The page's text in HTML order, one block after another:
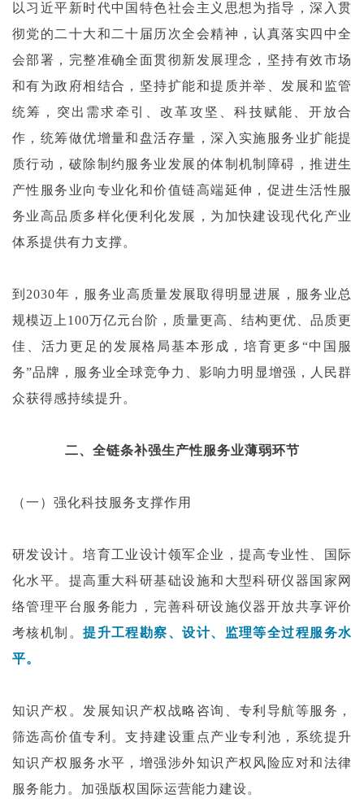
以习近平新时代中国特色社会主义思想为指导，深入贯
彻党的二十大和二十届历次全会精神，认真落实四中全
会部署，完整准确全面贯彻新发展理念，坚持有效市场
和有为政府相结合，坚持扩能和提质并举、发展和监管
统筹，突出需求牵引、改革攻坚、科技赋能、开放合
作，统筹做优增量和盘活存量，深入实施服务业扩能提
质行动，破除制约服务业发展的体制机制障碍，推进生
产性服务业向专业化和价值链高端延伸，促进生活性服
务业高品质多样化便利化发展，为加快建设现代化产业
体系提供有力支撑。
到2030年，服务业高质量发展取得明显进展，服务业总
规模迈上100万亿元台阶，质量更高、结构更优、品质更
佳、活力更足的发展格局基本形成，培育更多“中国服
务”品牌，服务业全球竞争力、影响力明显增强，人民群
众获得感持续提升。
二、全链条补强生产性服务业薄弱环节
（一）强化科技服务支撑作用
研发设计。培育工业设计领军企业，提高专业性、国际
化水平。提高重大科研基础设施和大型科研仪器国家网
络管理平台服务能力，完善科研设施仪器开放共享评价
考核机制。提升工程勘察、设计、监理等全过程服务水
平。
知识产权。发展知识产权战略咨询、专利导航等服务，
筛选高价值专利。支持建设重点产业专利池，系统提升
知识产权服务水平，增强涉外知识产权风险应对和法律
服务能力。加强版权国际运营能力建设。